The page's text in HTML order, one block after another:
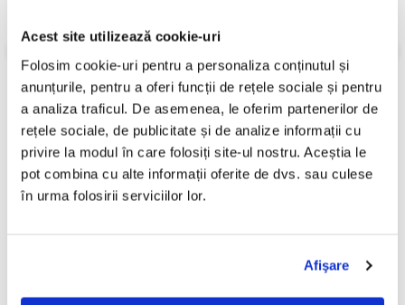
Acest site utilizează cookie-uri
Folosim cookie-uri pentru a personaliza conținutul și
anunțurile, pentru a oferi funcții de rețele sociale și pentru
a analiza traficul. De asemenea, le oferim partenerilor de
rețele sociale, de publicitate și de analize informații cu
privire la modul în care folosiți site-ul nostru. Aceștia le
pot combina cu alte informații oferite de dvs. sau culese
în urma folosirii serviciilor lor.
Afişare
Review-uri (0)
PRODUSE ALTERNATIVE
40,00 Lei